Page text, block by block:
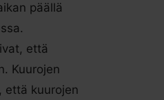
päällä
että
Kuurojen
että kuurojen